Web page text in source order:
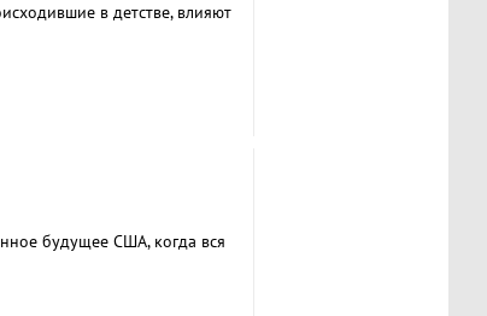
в детстве, влияют
будущее США, когда вся